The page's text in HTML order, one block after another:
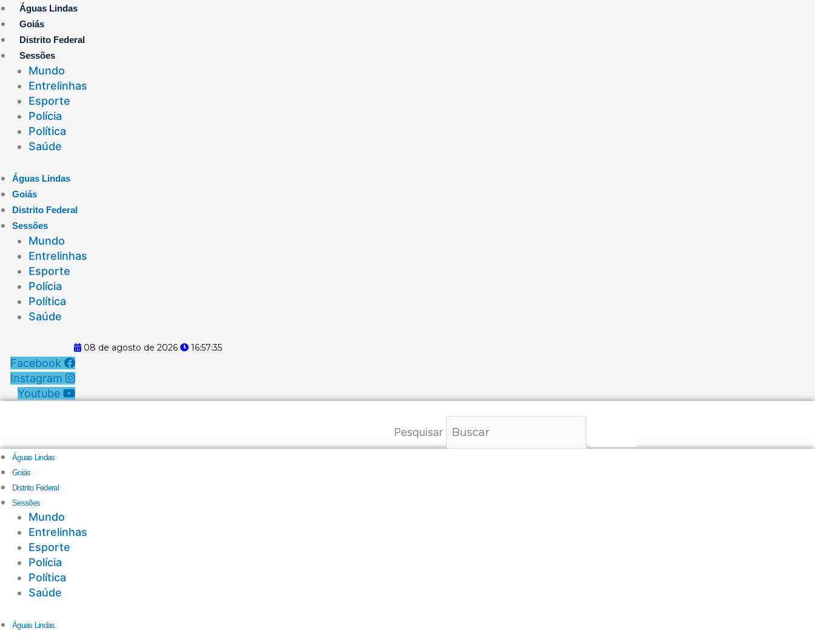
Ir
para
o
conteúdo
Águas Lindas
Goiás
Distrito Federal
Sessões
Mundo
Entrelinhas
Esporte
Polícia
Política
Saúde
Águas Lindas
Goiás
Distrito Federal
Sessões
Mundo
Entrelinhas
Esporte
Polícia
Política
Saúde
08 de agosto de 2026 16:57:36
Facebook
Instagram
Youtube
Pesquisar
Águas Lindas
Goiás
Distrito Federal
Sessões
Mundo
Entrelinhas
Esporte
Polícia
Política
Saúde
Águas Lindas